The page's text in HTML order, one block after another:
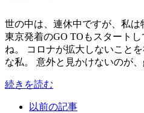
世の中は、連休中ですが、私
東京発着のGO TOもスタート
ね。 コロナが拡大しないこと
な私。 意外と見かけないのが、
続きを読む
以前の記事